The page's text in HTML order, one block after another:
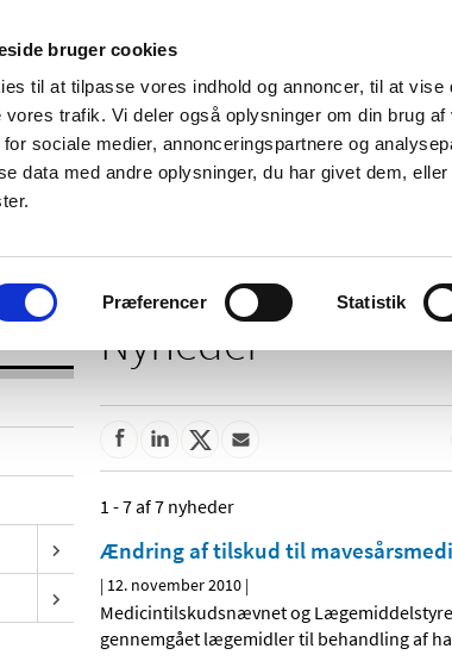
bruger cookies
til at tilpasse vores indhold og annoncer, til at
vores trafik. Vi deler også oplysninger om din brug
for sociale medier, annonceringspartnere og
data med andre oplysninger, du har givet dem,
Præferencer Statistik
Nyheder
Bivirkninger og
produktinformation
Tilskud og
Nyheder
1 - 7 af 7 nyheder
Ændring af tilskud til
| 12. november 2010 |
Medicintilskudsnævnet og
gennemgået lægemidler til behandling af